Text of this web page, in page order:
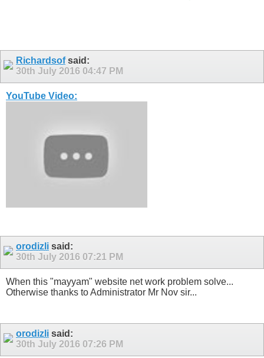
Richardsofsaid:
30th July 2016 04:47 PM
YouTube Video:
orodizli said:
30th July 2016 07:21 PM
When this "mayyam" website net work problem solve...
Otherwise thanks to Administrator Mr Nov sir...
orodizli said:
30th July 2016 07:26 PM